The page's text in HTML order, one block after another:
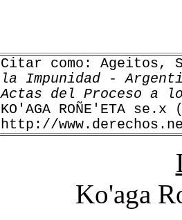
Citar como: Ageitos,
la Impunidad -
Actas del Proceso a
KO'AGA ROÑE'ETA
http://
Ko'aga